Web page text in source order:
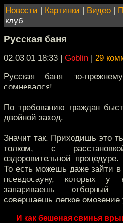
Новости | Картинки | Видео |
клуб
Русская баня
02.03.01 18:33 | Goblin | 29
Русская баня по-
сомневался!
По требованию граждан
двойной заход.
Значит так. Приходишь это
толком, с
оздоровительной
То есть можешь даже зайти в
псевдосауну, которых у
запариваешь отборный
совершаешь легкое омовение
И как бешеная свинья